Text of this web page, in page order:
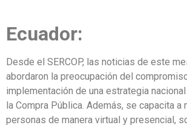
Ecuador:
Desde el SERCOP, las noticias de este
abordaron la preocupación del
implementación de una estrategia
la Compra Pública. Además, se capacita a
personas de manera virtual y presencial,